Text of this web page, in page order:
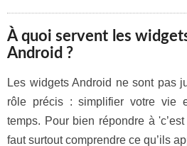
À quoi servent les
Android ?
Les widgets Android ne sont pas
rôle précis : simplifier votre vie
temps. Pour bien répondre à
faut surtout comprendre ce qu’ils